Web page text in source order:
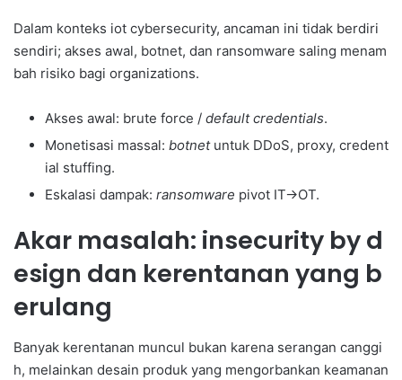
Dalam konteks iot cybersecurity, ancaman ini tidak berdiri
sendiri; akses awal, botnet, dan ransomware saling menam
bah risiko bagi organizations.
Akses awal: brute force / default credentials.
Monetisasi massal: botnetuntuk DDoS, proxy, credent
ial stuffing.
Eskalasi dampak: ransomware pivot IT→OT.
Akar masalah: insecurity by d
esign dan kerentanan yang b
erulang
Banyak kerentanan muncul bukan karena serangan canggi
h, melainkan desain produk yang mengorbankan keamanan